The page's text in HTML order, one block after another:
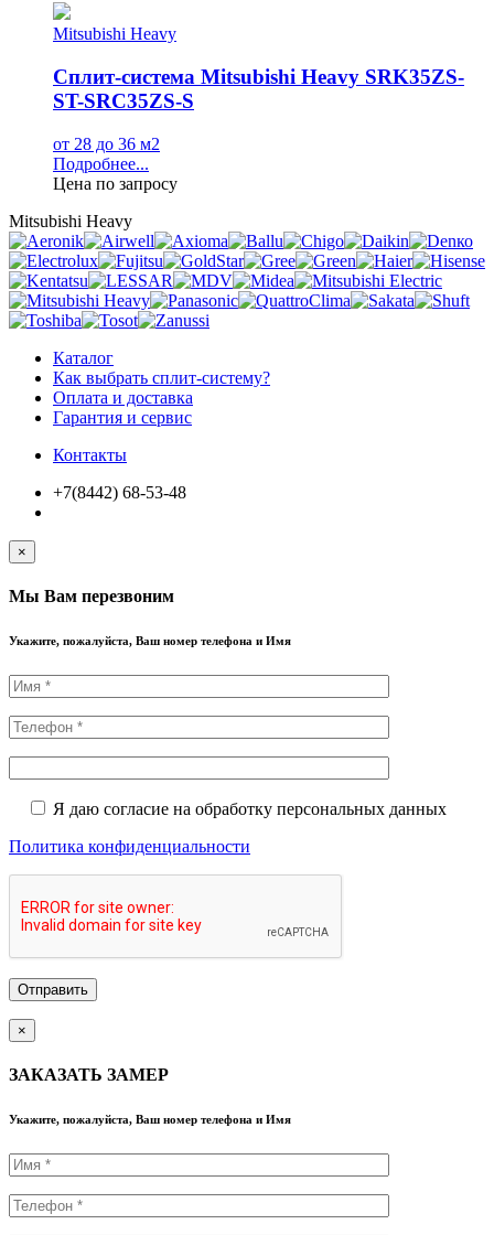
Mitsubishi Heavy
Сплит-система Mitsubishi Heavy SRK35ZS-
ST-SRC35ZS-S
от 28 до 36 м2
Подробнее...
Цена по запросу
Mitsubishi Heavy
Каталог
Как выбрать сплит-систему?
Оплата и доставка
Гарантия и сервис
Контакты
+7(8442) 68-53-48
×
Мы Вам перезвоним
Укажите, пожалуйста, Ваш номер телефона и Имя
Я даю согласие на обработку персональных данных
Политика конфиденциальности
×
ЗАКАЗАТЬ ЗАМЕР
Укажите, пожалуйста, Ваш номер телефона и Имя